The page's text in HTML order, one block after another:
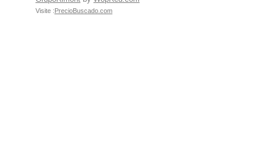
Visite :PrecioBuscado.com